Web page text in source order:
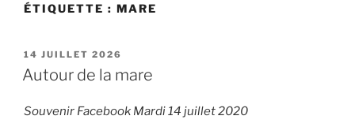
ÉTIQUETTE : MARE
PUBLIÉ
LE
14 JUILLET 2026
Autour de la mare
Souvenir Facebook Mardi 14 juillet 2020